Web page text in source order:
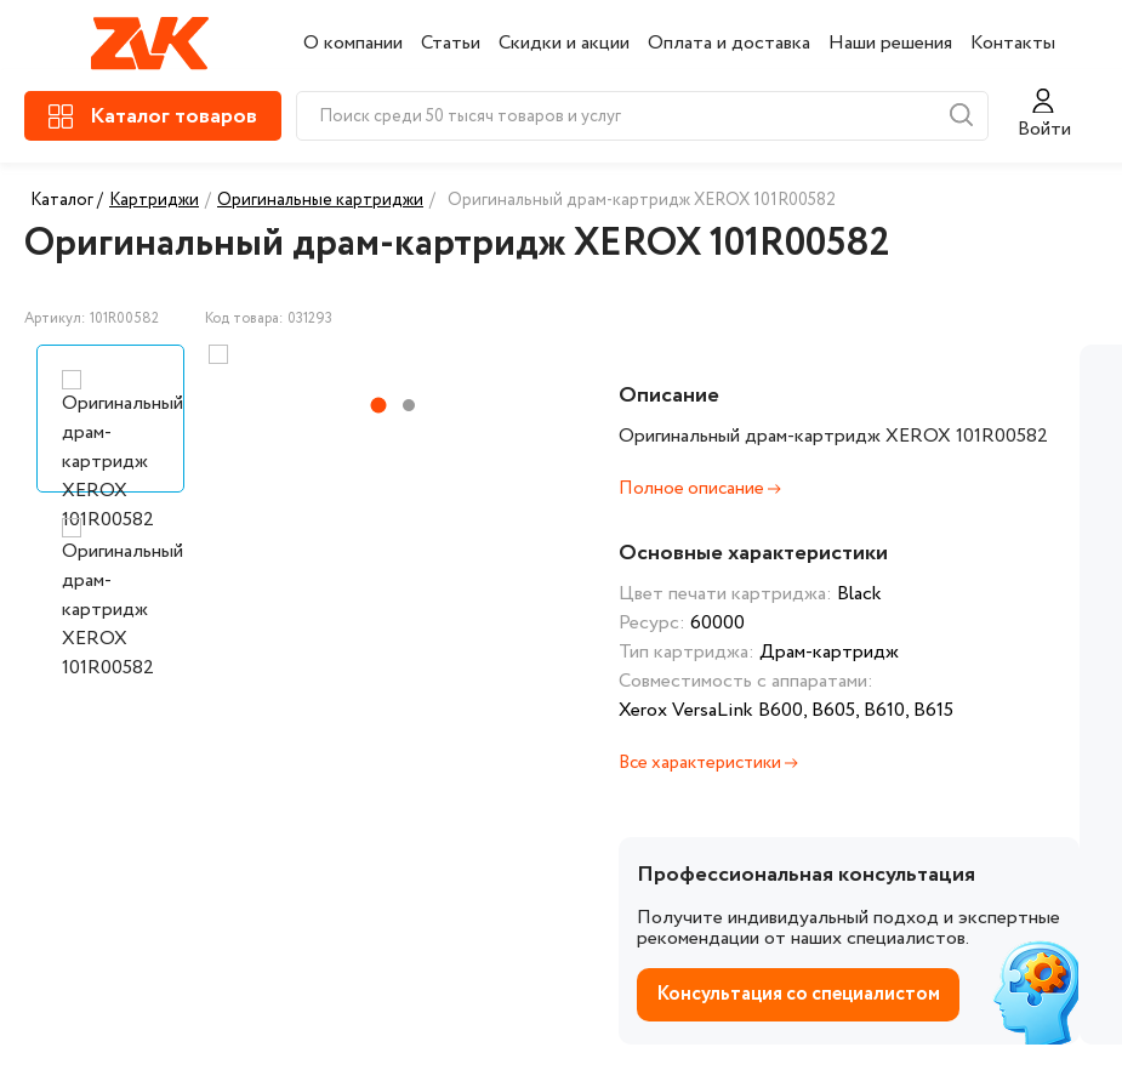
О компании Статьи Скидки и акции Оплата и доставка Наши решения Контакты
Каталог товаров Войти
Каталог / Картриджи / Оригинальные картриджи / Оригинальный драм-картридж XEROX 101R00582
Оригинальный драм-картридж XEROX 101R00582
Артикул: 101R00582 Код товара: 031293
Описание
Оригинальный драм-картридж XEROX 101R00582
Полное описание
Основные характеристики
Цвет печати картриджа: Black
Ресурс: 60000
Тип картриджа: Драм-картридж
Совместимость с аппаратами:
Xerox VersaLink B600, B605, B610, B615
Все характеристики
Профессиональная консультация
Получите индивидуальный подход и экспертные
рекомендации от наших специалистов.
Консультация со специалистом